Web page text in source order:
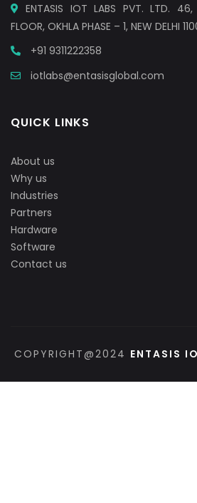
ENTASIS IOT LABS PVT. LTD. 46,
FLOOR, OKHLA PHASE – 1, NEW DELHI
+91 9311222358
iotlabs@entasisglobal.com
QUICK LINKS
About us
Why us
Industries
Partners
Hardware
Software
Contact us
COPYRIGHT@2024 ENTASIS